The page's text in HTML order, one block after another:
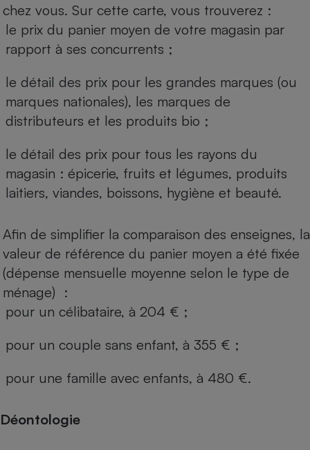
chez vous. Sur cette carte, vous trouverez :
le prix du panier moyen de votre magasin par
rapport à ses concurrents ;
le détail des prix pour les grandes marques (ou
marques nationales), les marques de
distributeurs et les produits bio ;
le détail des prix pour tous les rayons du
magasin : épicerie, fruits et légumes, produits
laitiers, viandes, boissons, hygiène et beauté.
Afin de simplifier la comparaison des enseignes, la
valeur de référence du panier moyen a été fixée
(dépense mensuelle moyenne selon le type de
ménage) :
pour un célibataire, à 204 € ;
pour un couple sans enfant, à 355 € ;
pour une famille avec enfants, à 480 €.
Déontologie